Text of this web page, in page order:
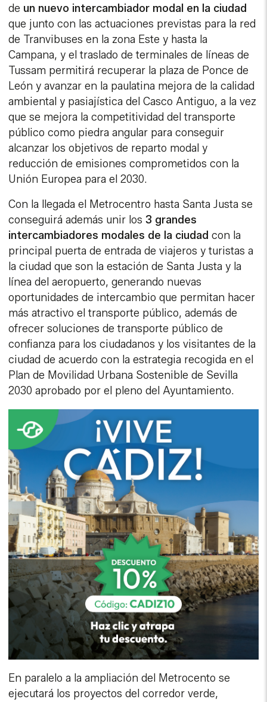
de un nuevo intercambiador modal en la ciudad
que junto con las actuaciones previstas para la red
de Tranvibuses en la zona Este y hasta la
Campana, y el traslado de terminales de líneas de
Tussam permitirá recuperar la plaza de Ponce de
León y avanzar en la paulatina mejora de la calidad
ambiental y pasiajística del Casco Antiguo, a la vez
que se mejora la competitividad del transporte
público como piedra angular para conseguir
alcanzar los objetivos de reparto modal y
reducción de emisiones comprometidos con la
Unión Europea para el 2030.
Con la llegada el Metrocentro hasta Santa Justa se
conseguirá además unir los3 grandes
intercambiadores modales de la ciudadcon la
principal puerta de entrada de viajeros y turistas a
la ciudad que son la estación de Santa Justa y la
línea del aeropuerto, generando nuevas
oportunidades de intercambio que permitan hacer
más atractivo el transporte público, además de
ofrecer soluciones de transporte público de
confianza para los ciudadanos y los visitantes de la
ciudad de acuerdo con la estrategia recogida en el
Plan de Movilidad Urbana Sostenible de Sevilla
2030 aprobado por el pleno del Ayuntamiento.
En paralelo a la ampliación del Metrocento se
ejecutará los proyectos del corredor verde,